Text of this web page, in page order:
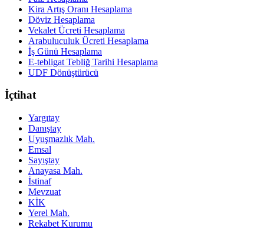
Kira Artış Oranı Hesaplama
Döviz Hesaplama
Vekalet Ücreti Hesaplama
Arabuluculuk Ücreti Hesaplama
İş Günü Hesaplama
E-tebligat Tebliğ Tarihi Hesaplama
UDF Dönüştürücü
İçtihat
Yargıtay
Danıştay
Uyuşmazlık Mah.
Emsal
Sayıştay
Anayasa Mah.
İstinaf
Mevzuat
KİK
Yerel Mah.
Rekabet Kurumu